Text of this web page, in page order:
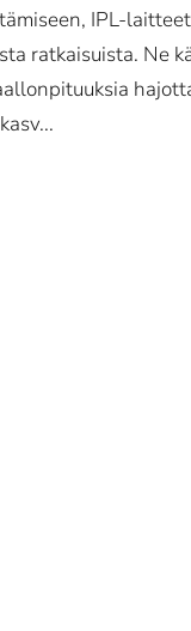
IPL-
ratkaisuista. Ne